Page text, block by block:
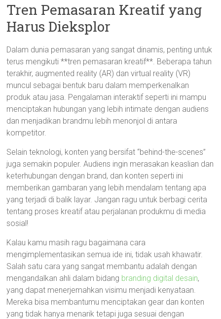
Tren Pemasaran Kreatif yang
Harus Dieksplor
Dalam dunia pemasaran yang sangat dinamis, penting untuk
terus mengikuti **tren pemasaran kreatif**. Beberapa tahun
terakhir, augmented reality (AR) dan virtual reality (VR)
muncul sebagai bentuk baru dalam memperkenalkan
produk atau jasa. Pengalaman interaktif seperti ini mampu
menciptakan hubungan yang lebih intimate dengan audiens
dan menjadikan brandmu lebih menonjol di antara
kompetitor.
Selain teknologi, konten yang bersifat “behind-the-scenes”
juga semakin populer. Audiens ingin merasakan keaslian dan
keterhubungan dengan brand, dan konten seperti ini
memberikan gambaran yang lebih mendalam tentang apa
yang terjadi di balik layar. Jangan ragu untuk berbagi cerita
tentang proses kreatif atau perjalanan produkmu di media
sosial!
Kalau kamu masih ragu bagaimana cara
mengimplementasikan semua ide ini, tidak usah khawatir.
Salah satu cara yang sangat membantu adalah dengan
mengandalkan ahli dalam bidang branding digital desain,
yang dapat menerjemahkan visimu menjadi kenyataan.
Mereka bisa membantumu menciptakan gear dan konten
yang tidak hanya menarik tetapi juga sesuai dengan